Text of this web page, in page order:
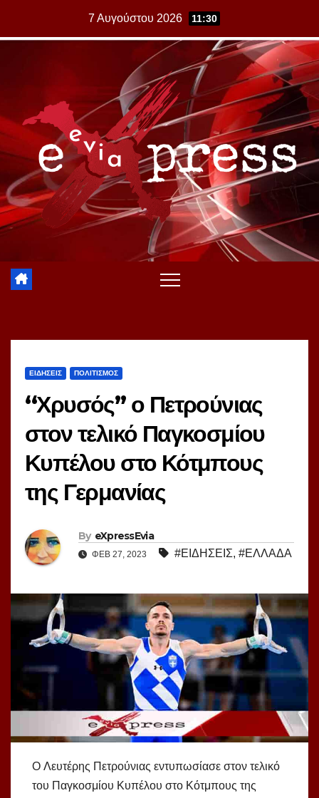
7 Αυγούστου 2026 11:30
ΕΙΔΗΣΕΙΣ ΠΟΛΙΤΙΣΜΟΣ
“Χρυσός’’ ο Πετρούνιας
στον τελικό Παγκοσμίου
Κυπέλου στο Κότμπους
της Γερμανίας
By eXpressEvia
ΦΕΒ 27, 2023 #ΕΙΔΗΣΕΙΣ, #ΕΛΛΑΔΑ
O Λευτέρης Πετρούνιας εντυπωσίασε στον τελικό
του Παγκοσμίου Κυπέλου στο Κότμπους της